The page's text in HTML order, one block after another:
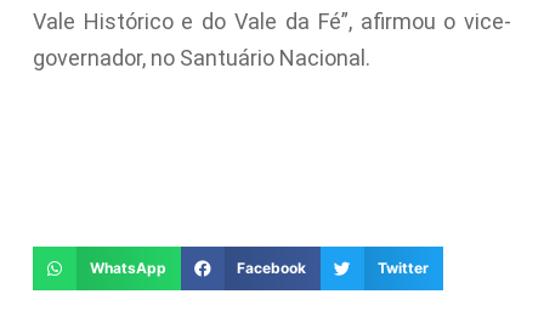
Vale Histórico e do Vale da Fé”, afirmou o vice-
governador, no Santuário Nacional.
WhatsApp Facebook Twitter